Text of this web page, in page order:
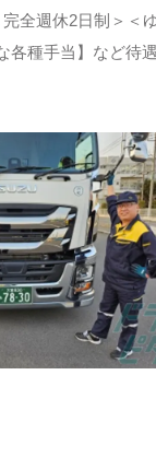
全週休2日制＞＜
各種手当】など待